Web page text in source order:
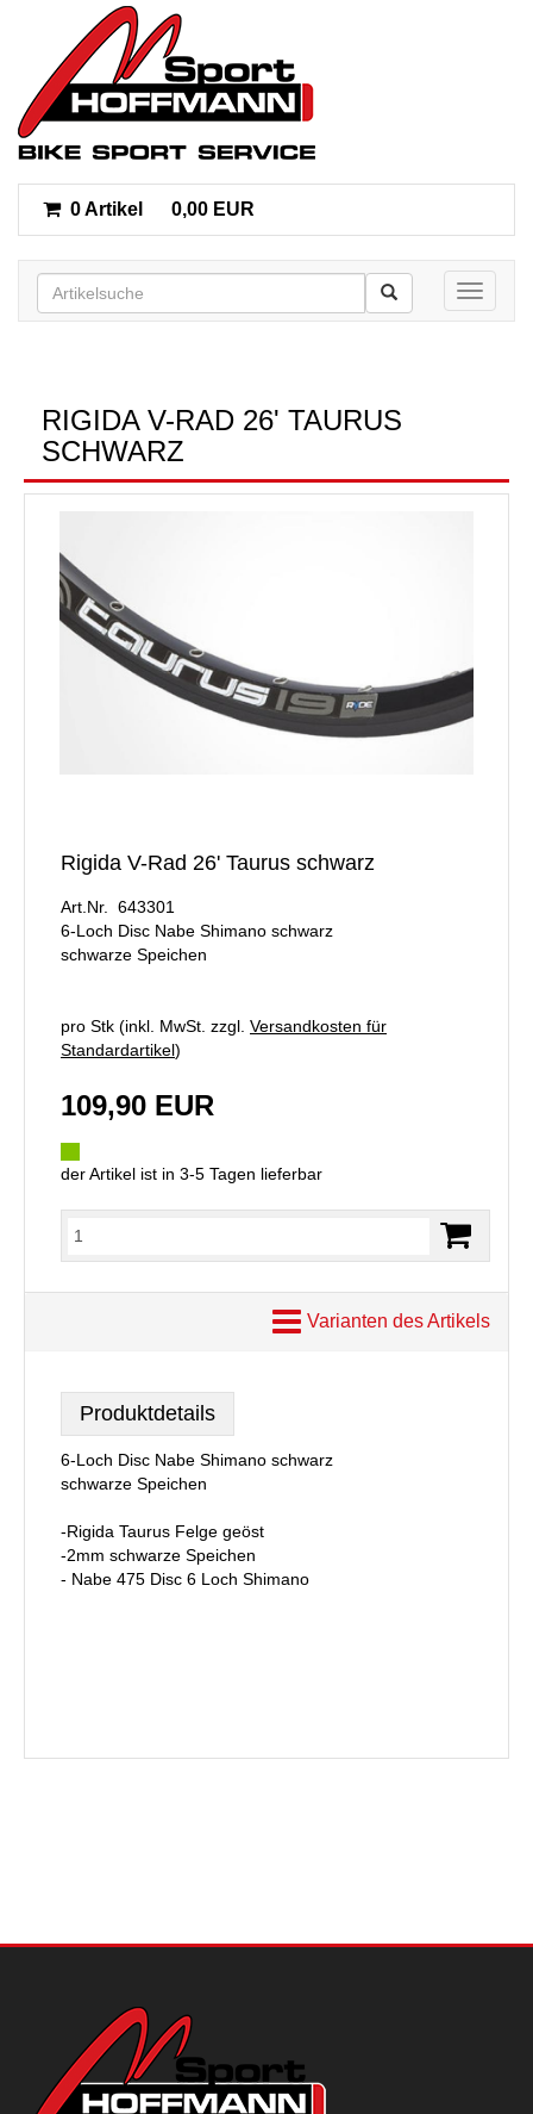
0 Artikel 0,00 EUR
Toggle
RIGIDA V-RAD 26' TAURUS
SCHWARZ
Rigida V-Rad 26' Taurus schwarz
Art.Nr. 643301
6-Loch Disc Nabe Shimano schwarz
schwarze Speichen
pro Stk (inkl. MwSt. zzgl. Versandkosten für
Standardartikel)
109,90 EUR
der Artikel ist in 3-5 Tagen lieferbar
Varianten des Artikels
Produktdetails
6-Loch Disc Nabe Shimano schwarz
schwarze Speichen
-Rigida Taurus Felge geöst
-2mm schwarze Speichen
- Nabe 475 Disc 6 Loch Shimano